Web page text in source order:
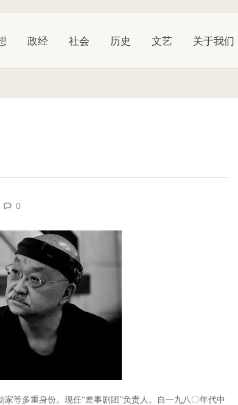
政经 社会 历史 文艺 关于我们
0
等多重身份。现任“差事剧团”负责人。自一九八〇年代中